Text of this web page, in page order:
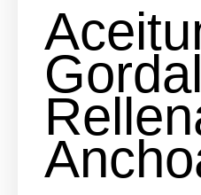
Gordal